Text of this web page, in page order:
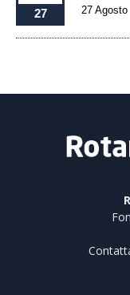
27 27 Agosto